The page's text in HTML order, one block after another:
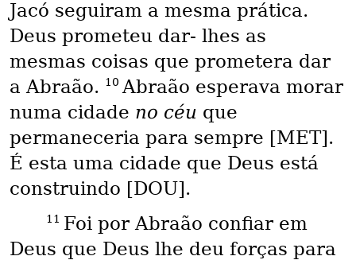
Jacó seguiram a mesma prática.
Deus prometeu dar- lhes as
mesmas coisas que prometera dar
a Abraão. 10 Abraão esperava morar
numa cidade no céu que
permaneceria para sempre [MET].
É esta uma cidade que Deus está
construindo [DOU].
11 Foi por Abraão confiar em
Deus que Deus lhe deu forças para